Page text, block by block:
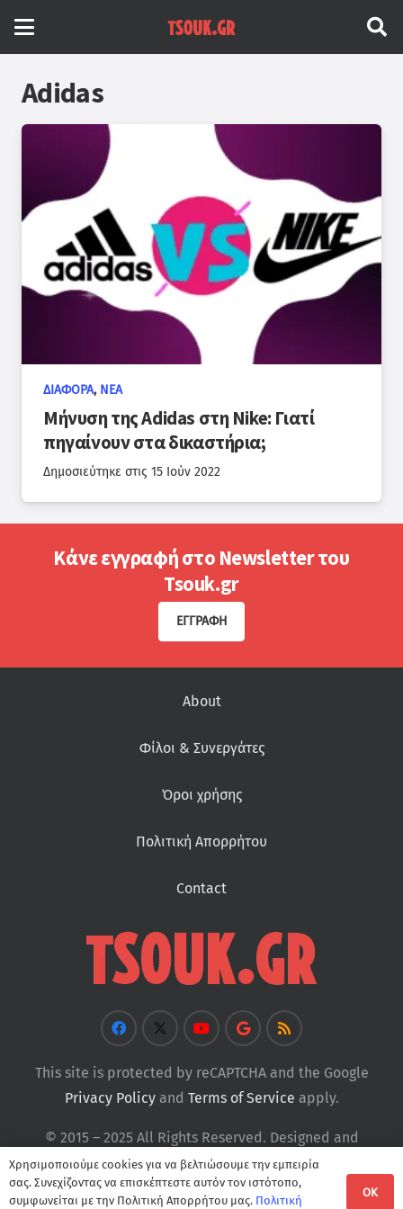
Adidas
ΔΙΆΦΟΡΑ, ΝΈΑ
Μήνυση της Adidas στη Nike: Γιατί
πηγαίνουν στα δικαστήρια;
Δημοσιεύτηκε στις 15 Ιούν 2022
Κάνε εγγραφή στο Newsletter του
Tsouk.gr
ΕΓΓΡΑΦΉ
About
Φίλοι & Συνεργάτες
Όροι χρήσης
Πολιτική Απορρήτου
Contact
This site is protected by reCAPTCHA and the Google
Privacy Policyand Terms of Service apply.
© 2015 – 2025 All Rights Reserved. Designed and
Developed byTsouk
Χρησιμοποιούμε cookies για να βελτιώσουμε την εμπειρία
σας. Συνεχίζοντας να επισκέπτεστε αυτόν τον ιστότοπο,
συμφωνείται με την Πολιτική Απορρήτου μας. Πολιτική
OK